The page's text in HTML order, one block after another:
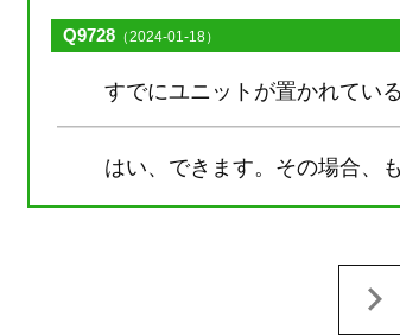
Q9728 （2024-01-18）
すでにユニットが置かれてい
はい、できます。その場合、